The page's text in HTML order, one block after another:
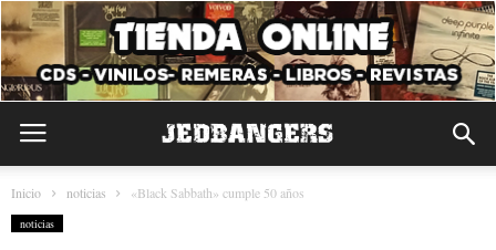
Inicio noticias «Black Sabbath» cumple 50 años
noticias